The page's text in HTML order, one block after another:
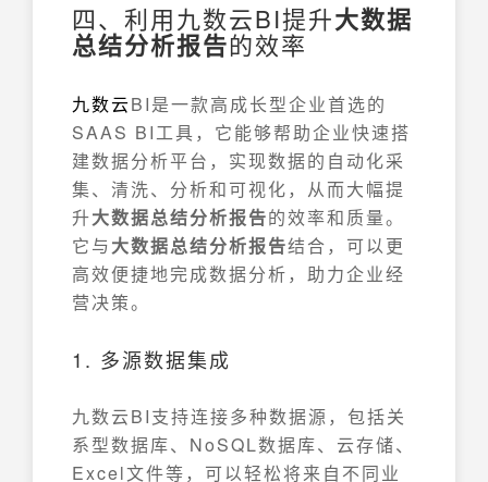
四、利用九数云BI提升大数据
总结分析报告的效率
九数云BI是一款高成长型企业首选的
SAAS BI工具，它能够帮助企业快速搭
建数据分析平台，实现数据的自动化采
集、清洗、分析和可视化，从而大幅提
升大数据总结分析报告的效率和质量。
它与大数据总结分析报告结合，可以更
高效便捷地完成数据分析，助力企业经
营决策。
1. 多源数据集成
九数云BI支持连接多种数据源，包括关
系型数据库、NoSQL数据库、云存储、
Excel文件等，可以轻松将来自不同业